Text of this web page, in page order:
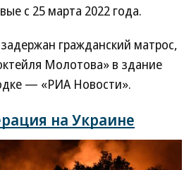
с 25 марта 2022 года.
гражданский матрос,
Молотова» в здание
— «РИА Новости».
на Украине